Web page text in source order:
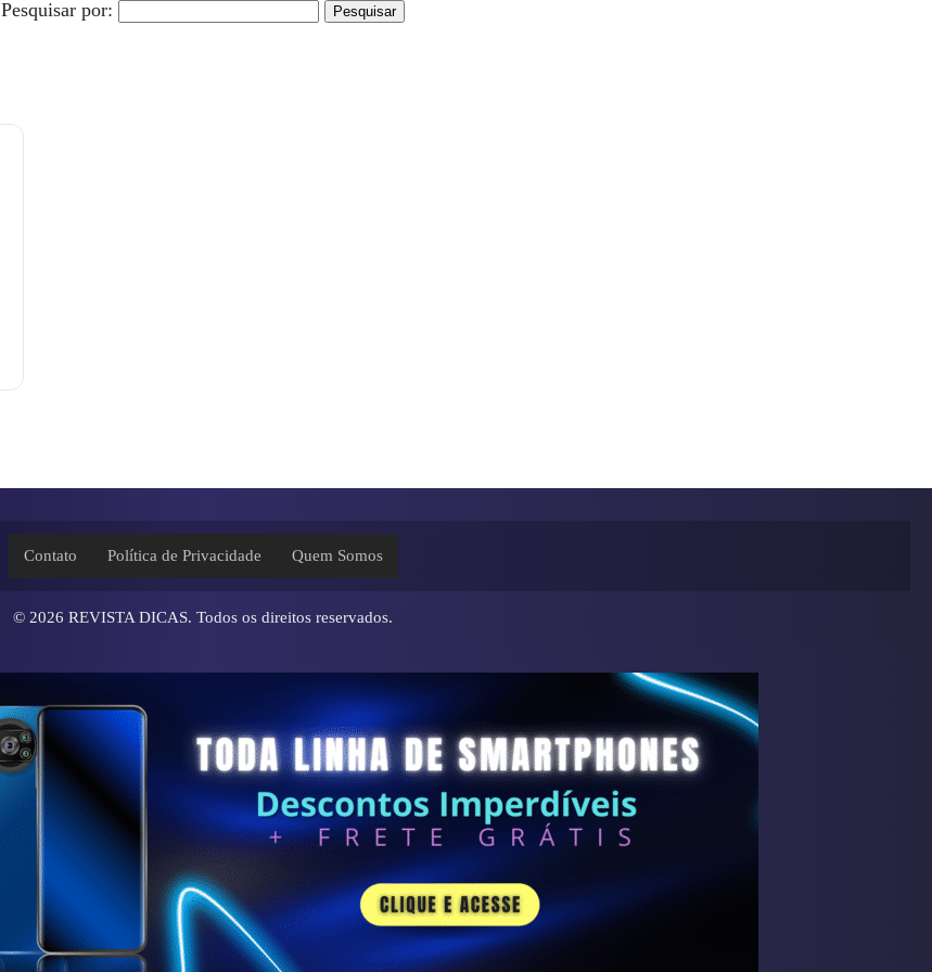
Pesquisar por:
Contato Política de Privacidade Quem Somos
© 2026 REVISTA DICAS. Todos os direitos reservados.